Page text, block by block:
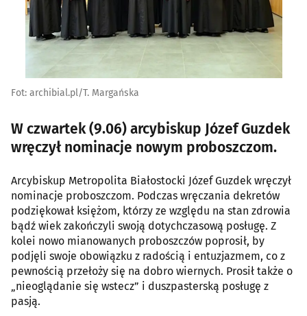
Fot: archibial.pl/T. Margańska
W czwartek (9.06) arcybiskup Józef Guzdek
wręczył nominacje nowym proboszczom.
Arcybiskup Metropolita Białostocki Józef Guzdek wręczył
nominacje proboszczom. Podczas wręczania dekretów
podziękował księżom, którzy ze względu na stan zdrowia
bądź wiek zakończyli swoją dotychczasową posługę. Z
kolei nowo mianowanych proboszczów poprosił, by
podjęli swoje obowiązku z radością i entuzjazmem, co z
pewnością przełoży się na dobro wiernych. Prosił także o
„nieoglądanie się wstecz” i duszpasterską posługę z
pasją.